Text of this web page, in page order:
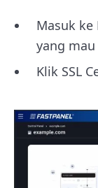
Masuk
yang
Klik SSL